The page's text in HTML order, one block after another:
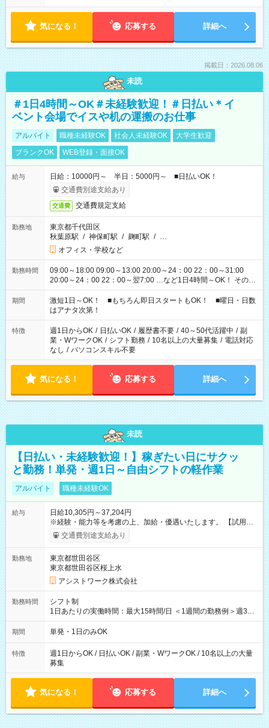
気になる！ 応募する 詳細へ
掲載日：2026.08.06
未読
＃1日4時間～OK＃未経験歓迎！＃日払い＊イ
ベント会場でイスや机の運搬のお仕事
アルバイト 職種未経験OK 社会人未経験OK
大学生歓迎
ブランクOK
WEB登録・面接OK
給与
日給：10000円～ 半日：5000円～ ■日払いOK！
交通費別途支給あり
交通費 交通費規定支給
勤務地
東京都千代田区
秋葉原駅 / 神保町駅 / 麹町駅 / …
オフィス・学校など
勤務時間
09:00～18:00 09:00～13:00 20:00～24：00 22：00～31:00
20:00～24：00 22：00～翌7:00 …など1日4時間～OK！ その他
シフトもございます！ お気軽にご相談ください！
期間
激短1日～OK！ ■もちろん即日スタートもOK！ ■曜日・日数
はアナタ次第！
特徴 週1日からOK / 日払いOK / 履歴書不要 / 40～50代活躍中 / 副
業・WワークOK / シフト勤務 / 10名以上の大量募集 / 電話対応
なし / パソコンスキル不要
気になる！ 応募する 詳細へ
未読
【日払い・未経験歓迎！】稼ぎたい日にサクッ
と勤務！単発・週1日～自由シフトの軽作業
アルバイト 職種未経験OK
給与
日給10,305円～37,204円
※経験・能力等を考慮の上、加給・優遇いたします。 【試用期
間】試用期間なし
交通費別途支給あり
勤務地
東京都世田谷区
東京都世田谷区桜上水
アシストワーク株式会社
勤務時間
シフト制
1日あたりの実働時間：最大15時間/日 ＜1週間の勤務例＞週3回
勤務 勤務：月・水・金 休み：火・木・土・日 好きな時にお仕事
可能です！ ※1日あたりの最大実働時間は日勤、夜勤共に勤務し
期間 単発・1日のみOK
特徴
週1日からOK / 日払いOK / 副業・WワークOK / 10名以上の大量
募集
気になる！ 応募する 詳細へ